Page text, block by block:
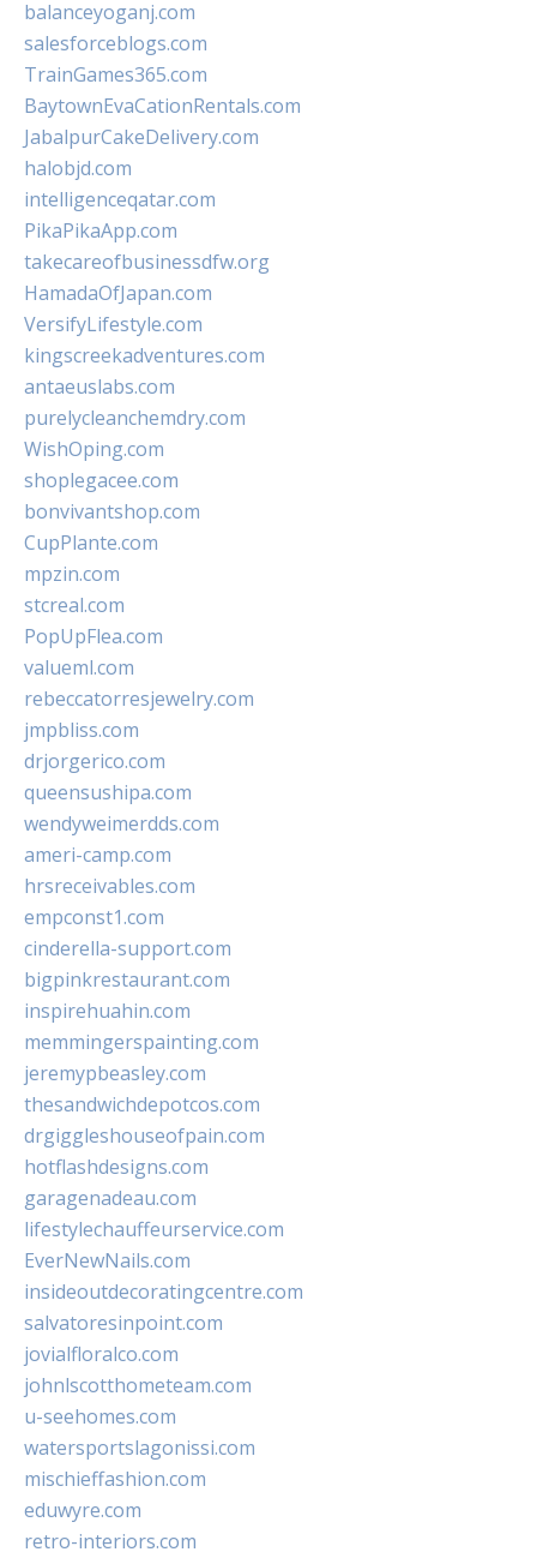
balanceyoganj.com
salesforceblogs.com
TrainGames365.com
BaytownEvaCationRentals.com
JabalpurCakeDelivery.com
halobjd.com
intelligenceqatar.com
PikaPikaApp.com
takecareofbusinessdfw.org
HamadaOfJapan.com
VersifyLifestyle.com
kingscreekadventures.com
antaeuslabs.com
purelycleanchemdry.com
WishOping.com
shoplegacee.com
bonvivantshop.com
CupPlante.com
mpzin.com
stcreal.com
PopUpFlea.com
valueml.com
rebeccatorresjewelry.com
jmpbliss.com
drjorgerico.com
queensushipa.com
wendyweimerdds.com
ameri-camp.com
hrsreceivables.com
empconst1.com
cinderella-support.com
bigpinkrestaurant.com
inspirehuahin.com
memmingerspainting.com
jeremypbeasley.com
thesandwichdepotcos.com
drgiggleshouseofpain.com
hotflashdesigns.com
garagenadeau.com
lifestylechauffeurservice.com
EverNewNails.com
insideoutdecoratingcentre.com
salvatoresinpoint.com
jovialfloralco.com
johnlscotthometeam.com
u-seehomes.com
watersportslagonissi.com
mischieffashion.com
eduwyre.com
retro-interiors.com